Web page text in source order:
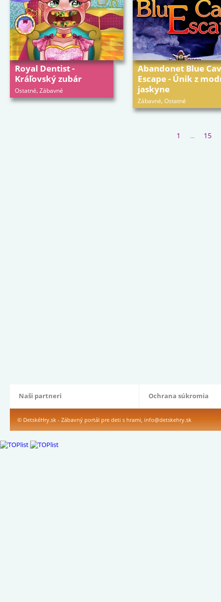
Royal Dentist -
Kráľovský zubár
Ostatné,Zábavné
Abandonet Blue
Escape - Únik z
jaskyne
Zábavné,Ostatné
1 ... 15
Naši partneri Ochrana súkromia
© DetskéHry.sk - Zábavný portál pre deti s hrami, info@detskehry.sk